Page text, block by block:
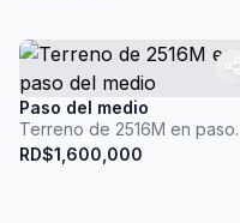
Paso del medio
Terreno de 2516M en paso
del medio
RD$1,600,000